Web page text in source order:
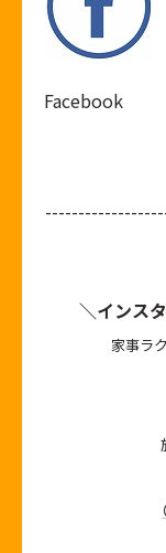
Facebook
＼インス
家事ラ